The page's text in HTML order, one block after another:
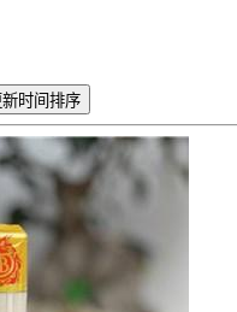
时间排序